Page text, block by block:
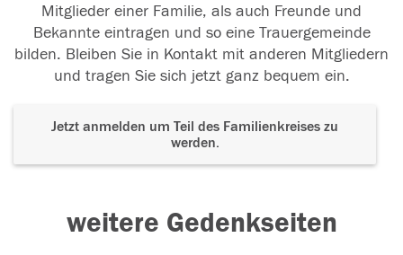
Mitglieder einer Familie, als auch Freunde und
Bekannte eintragen und so eine Trauergemeinde
bilden. Bleiben Sie in Kontakt mit anderen Mitgliedern
und tragen Sie sich jetzt ganz bequem ein.
Jetzt anmelden um Teil des Familienkreises zu
werden.
weitere Gedenkseiten